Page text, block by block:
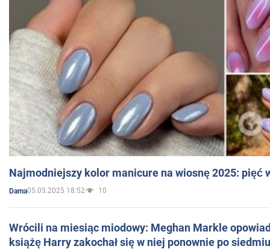
Najmodniejszy kolor manicure na wiosnę 2025: pięć
Dama05.03.2025 18:52 10
Wrócili na miesiąc miodowy: Meghan Markle
książę Harry zakochał się w niej ponownie po